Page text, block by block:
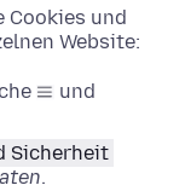
Cookies und
Website:
und
Sicherheit
.